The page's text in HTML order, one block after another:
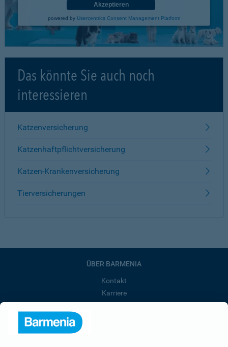
Akzeptieren
powered by Usercentrics Consent Management Platform
Das könnte Sie auch noch
interessieren
Katzenversicherung
Katzenhaftpflichtversicherung
Katzen-Krankenversicherung
Tierversicherungen
ÜBER BARMENIA
Kontakt
Karriere